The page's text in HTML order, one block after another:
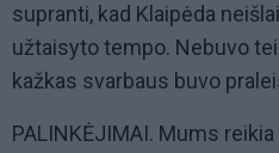
supranti, kad Klaipėda
užtaisyto tempo. Nebuvo
kažkas svarbaus buvo
PALINKĖJIMAI. Mums